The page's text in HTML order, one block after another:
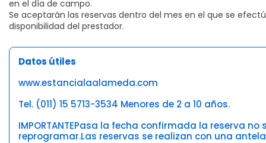
en el día de campo.
Se aceptarán las reservas dentro del mes en el que se
disponibilidad del prestador.
Datos útiles
www.estancialaalameda.com
Tel. (011) 15 5713-3534 Menores de 2 a 10 años.
IMPORTANTEPasa la fecha confirmada la reserva no
reprogramar.Las reservas se realizan con una